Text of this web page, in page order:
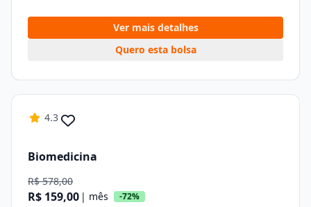
Ver mais detalhes
Quero esta bolsa
4.3
Biomedicina
R$ 578,00
R$ 159,00 | mês -72%